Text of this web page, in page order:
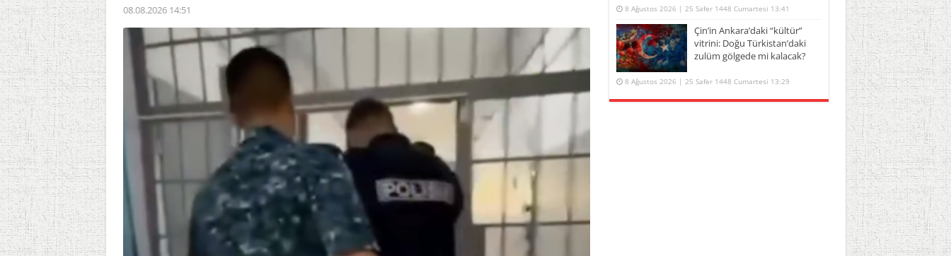
08.08.2026 14:51 8 Ağustos 2026 | 25 Safer 1448 Cumartesi 13:41
Çin’in Ankara’daki “kültür”
vitrini: Doğu Türkistan’daki
zulüm gölgede mi kalacak?
8 Ağustos 2026 | 25 Safer 1448 Cumartesi 13:29